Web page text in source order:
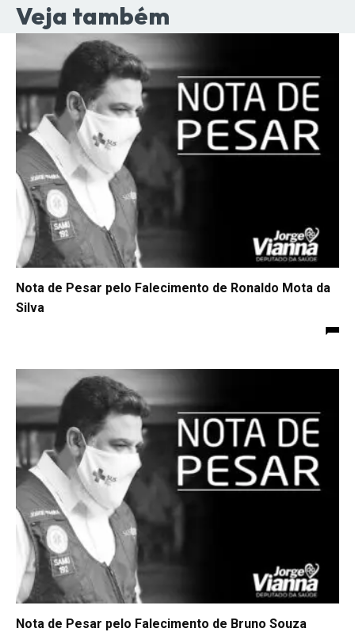
Veja também
Nota de Pesar pelo Falecimento de Ronaldo Mota da
Silva
Nota de Pesar pelo Falecimento de Bruno Souza